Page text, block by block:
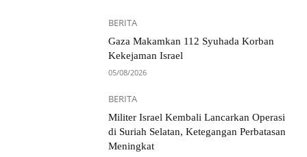
BERITA
Gaza Makamkan 112 Syuhada Korban
Kekejaman Israel
05/08/2026
BERITA
Militer Israel Kembali Lancarkan Operasi
di Suriah Selatan, Ketegangan Perbatasan
Meningkat